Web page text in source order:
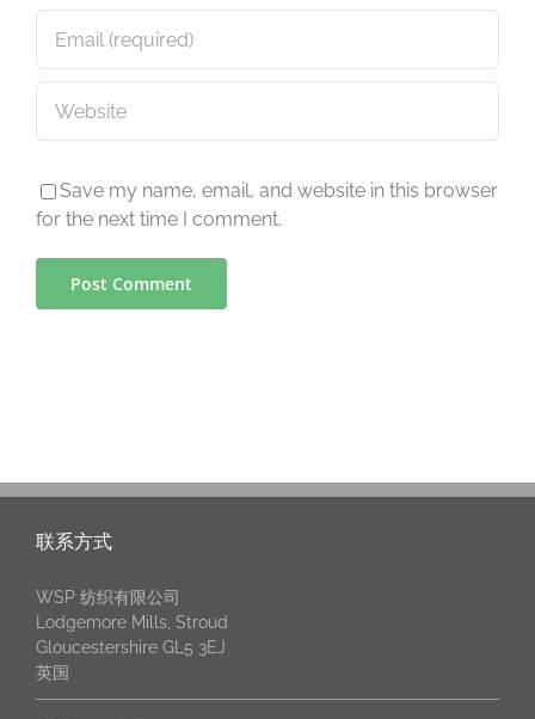
Save my name, email, and website in this browser
for the next time I comment.
联系方式
WSP 纺织有限公司
Lodgemore Mills, Stroud
Gloucestershire GL5 3EJ
英国